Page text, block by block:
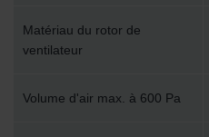
Matériau du rotor de
ventilateur
Volume d'air max. à 600 Pa